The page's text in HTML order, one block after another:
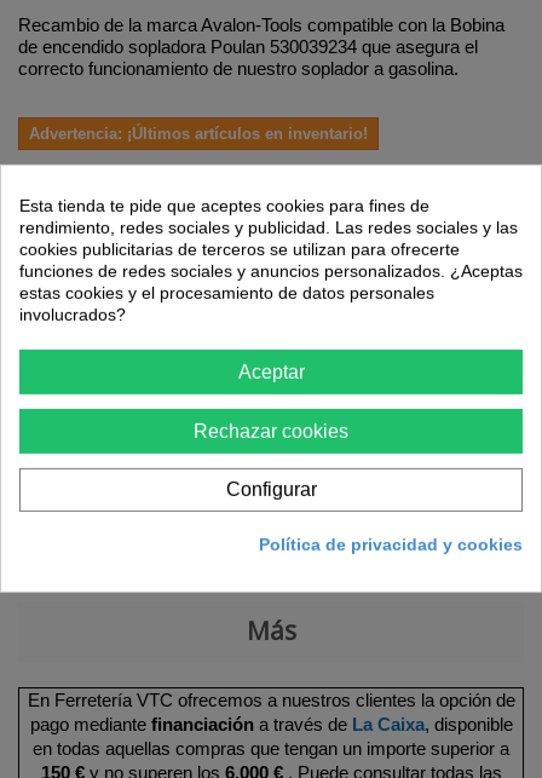
Recambio de la marca Avalon-Tools compatible con la Bobina
de encendido sopladora Poulan 530039234 que asegura el
correcto funcionamiento de nuestro soplador a gasolina.
Advertencia: ¡Últimos artículos en inventario!
43,51 €
Cantidad
Más
En Ferretería VTC ofrecemos a nuestros clientes la opción de
pago mediante financiacióna través de La Caixa, disponible
en todas aquellas compras que tengan un importe superior a
150 €y no superen los 6.000 €. Puede consultar todas las
Esta tienda te pide que aceptes cookies para fines de
rendimiento, redes sociales y publicidad. Las redes sociales y las
cookies publicitarias de terceros se utilizan para ofrecerte
funciones de redes sociales y anuncios personalizados. ¿Aceptas
estas cookies y el procesamiento de datos personales
involucrados?
Aceptar
Rechazar cookies
Configurar
Política de privacidad y cookies